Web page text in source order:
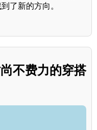
了新的方向。
不费力的穿搭